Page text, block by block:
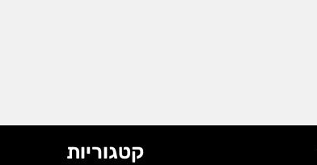
קטגוריות